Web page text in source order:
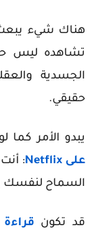
هناك شيء يبعث
تشاهده ليس
الجسدية
حقيقي.
يبدو الأمر
على Netflix
:
السماح لنفسك
قد تكون